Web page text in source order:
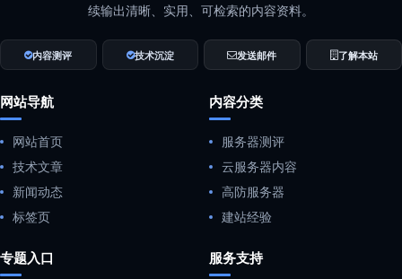
续输出清晰、实用、可检索的内容资料。
内容测评 技术沉淀 发送邮件 了解本站
网站导航
网站首页
技术文章
新闻动态
标签页
内容分类
服务器测评
云服务器内容
高防服务器
建站经验
专题入口 服务支持